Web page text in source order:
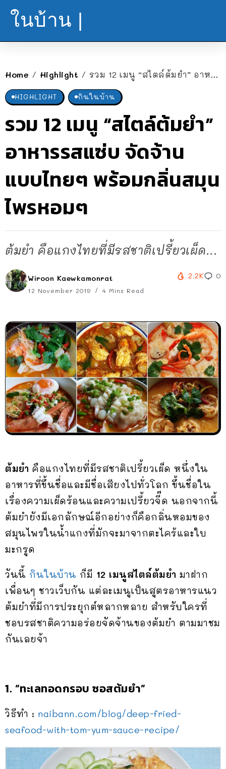
ในบ้าน |
Home / Highlight / รวม 12 เมนู “สไตล์ต้มยำ” อาหารรสแซ่บ จัดจ้านแบบไทยๆ พร้อมกลิ่นสมุนไพรหอมๆ
HIGHLIGHT กินในบ้าน
รวม 12 เมนู “สไตล์ต้มยำ”
อาหารรสแซ่บ จัดจ้าน
แบบไทยๆ พร้อมกลิ่นสมุน
ไพรหอมๆ
ต้มยำ คือแกงไทยที่มีรสชาติเปรี้ยวเผ็ด...
Wiroon Kaewkamonrat
12 November 2019 4 Mins Read
2.2K 0
ต้มยำ คือแกงไทยที่มีรสชาติเปรี้ยวเผ็ด หนึ่งใน
อาหารที่ขึ้นชื่อและมีชื่อเสียงไปทั่วโลก ขึ้นชื่อใน
เรื่องความเผ็ดร้อนและความเปรี้ยวจี๊ด นอกจากนี้
ต้มยำยังมีเอกลักษณ์อีกอย่างก็คือกลิ่นหอมของ
สมุนไพรในน้ำแกงที่มักจะมาจากตะไคร้และใบ
มะกรูด
วันนี้ กินในบ้าน ก็มี 12 เมนูสไตล์ต้มยำ มาฝาก
เพื่อนๆ ชาวเว็บกัน แต่ละเมนูเป็นสูตรอาหารแนว
ต้มยำที่มีการประยุกต์หลากหลาย สำหรับใครที่
ชอบรสชาติความอร่อยจัดจ้านของต้มยำ ตามมาชม
กันเลยจ้า
1. “ทะเลทอดกรอบ ซอสต้มยำ”
วิธีทำ : naibann.com/blog/deep-fried-
seafood-with-tom-yum-sauce-recipe/